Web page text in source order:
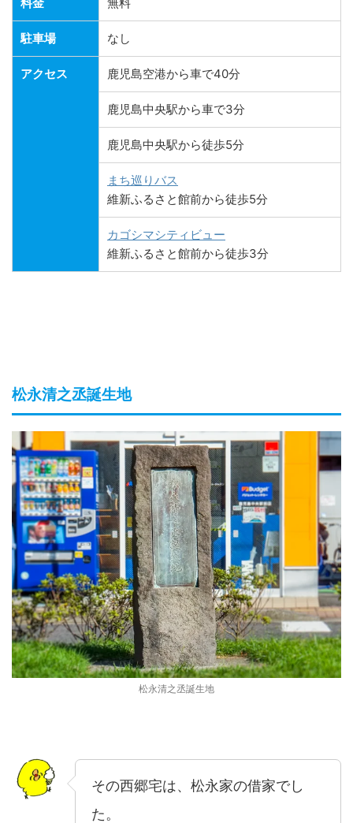
駐車場 なし
アクセス 鹿児島空港から車で40分
鹿児島中央駅から車で3分
鹿児島中央駅から徒歩5分
まち巡りバス
維新ふるさと館前から徒歩5分
カゴシマシティビュー
維新ふるさと館前から徒歩3分
松永清之丞誕生地
松永清之丞誕生地
その西郷宅は、松永家の借家でし
た。